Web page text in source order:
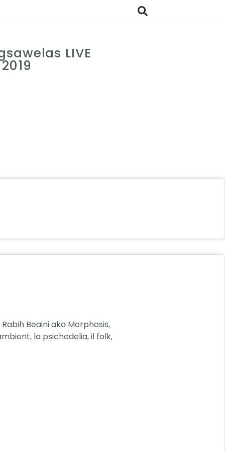
LIVE
Beaini aka Morphosis,
la psichedelia, il folk,